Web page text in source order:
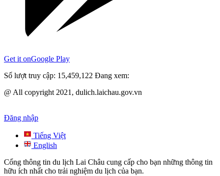
Get it onGoogle Play
Số lượt truy cập: 15,459,122 Đang xem:
@ All copyright 2021, dulich.laichau.gov.vn
Đăng nhập
Tiếng Việt
English
Cổng thông tin du lịch Lai Châu cung cấp cho bạn những thông tin
hữu ích nhất cho trải nghiệm du lịch của bạn.